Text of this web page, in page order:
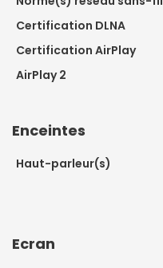
Certification DLNA
Certification AirPlay
AirPlay 2
Enceintes
Haut-parleur(s)
Ecran